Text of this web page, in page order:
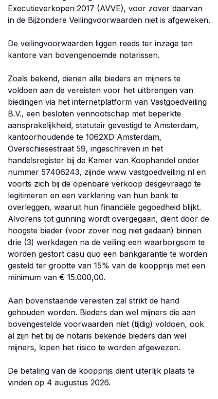
Executieverkopen 2017 (AVVE), voor zover daarvan
in de Bijzondere Veilingvoorwaarden niet is afgeweken.
De veilingvoorwaarden liggen reeds ter inzage ten
kantore van bovengenoemde notarissen.
Zoals bekend, dienen alle bieders en mijners te
voldoen aan de vereisten voor het uitbrengen van
biedingen via het internetplatform van Vastgoedveiling
B.V., een besloten vennootschap met beperkte
aansprakelijkheid, statutair gevestigd te Amsterdam,
kantoorhoudende te 1062XD Amsterdam,
Overschiesestraat 59, ingeschreven in het
handelsregister bij de Kamer van Koophandel onder
nummer 57406243, zijnde www vastgoedveiling nl en
voorts zich bij de openbare verkoop desgevraagd te
legitimeren en een verklaring van hun bank te
overleggen, waaruit hun financiële gegoedheid blijkt.
Alvorens tot gunning wordt overgegaan, dient door de
hoogste bieder (voor zover nog niet gedaan) binnen
drie (3) werkdagen na de veiling een waarborgsom te
worden gestort casu quo een bankgarantie te worden
gesteld ter grootte van 15% van de koopprijs met een
minimum van € 15.000,00.
Aan bovenstaande vereisten zal strikt de hand
gehouden worden. Bieders dan wel mijners die aan
bovengestelde voorwaarden niet (tijdig) voldoen, ook
al zijn het bij de notaris bekende bieders dan wel
mijners, lopen het risico te worden afgewezen.
De betaling van de koopprijs dient uiterlijk plaats te
vinden op 4 augustus 2026.